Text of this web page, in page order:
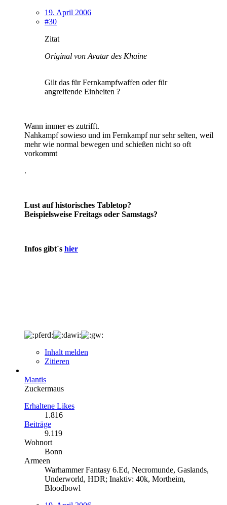
19. April 2006
#30
Zitat
Original von Avatar des Khaine
Gilt das für Fernkampfwaffen oder für
angreifende Einheiten ?
Wann immer es zutrifft.
Nahkampf sowieso und im Fernkampf nur sehr selten, weil
mehr wie normal bewegen und schießen nicht so oft
vorkommt
.
Lust auf historisches Tabletop?
Beispielsweise Freitags oder Samstags?
Infos gibt´s hier
Inhalt melden
Zitieren
Mantis
Zuckermaus
Erhaltene Likes
1.816
Beiträge
9.119
Wohnort
Bonn
Armeen
Warhammer Fantasy 6.Ed, Necromunde, Gaslands,
Underworld, HDR; Inaktiv: 40k, Mortheim,
Bloodbowl